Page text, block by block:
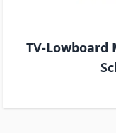
TV-Lowboard